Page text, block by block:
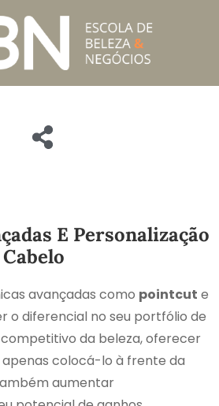
E Personalização
avançadas como pointcut e
o diferencial no seu portfólio de
da beleza, oferecer
colocá-lo à frente da
aumentar